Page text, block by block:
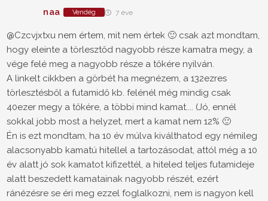
naa Vendég 7 éve
@Czcvjxtxu nem értem, mit nem értek 🙂 csak azt mondtam,
hogy eleinte a törlesztőd nagyobb része kamatra megy, a
vége felé meg a nagyobb része a tőkére nyilván.
A linkelt cikkben a görbét ha megnézem, a 132ezres
törlesztésből a futamidő kb. felénél még mindig csak
40ezer megy a tőkére, a többi mind kamat.... (Jó, ennél
sokkal jobb most a helyzet, mert a kamat nem 12% 🙂
Én is ezt mondtam, ha 10 év múlva kiválthatod egy némileg
alacsonyabb kamatú hitellel a tartozásodat, attól még a 10
év alatt jó sok kamatot kifizettél, a hiteled teljes futamideje
alatt beszedett kamatainak nagyobb részét, ezért
ránézésre se éri meg ezzel foglalkozni, nem is nagyon kell